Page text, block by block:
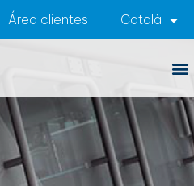
Área clientes Català